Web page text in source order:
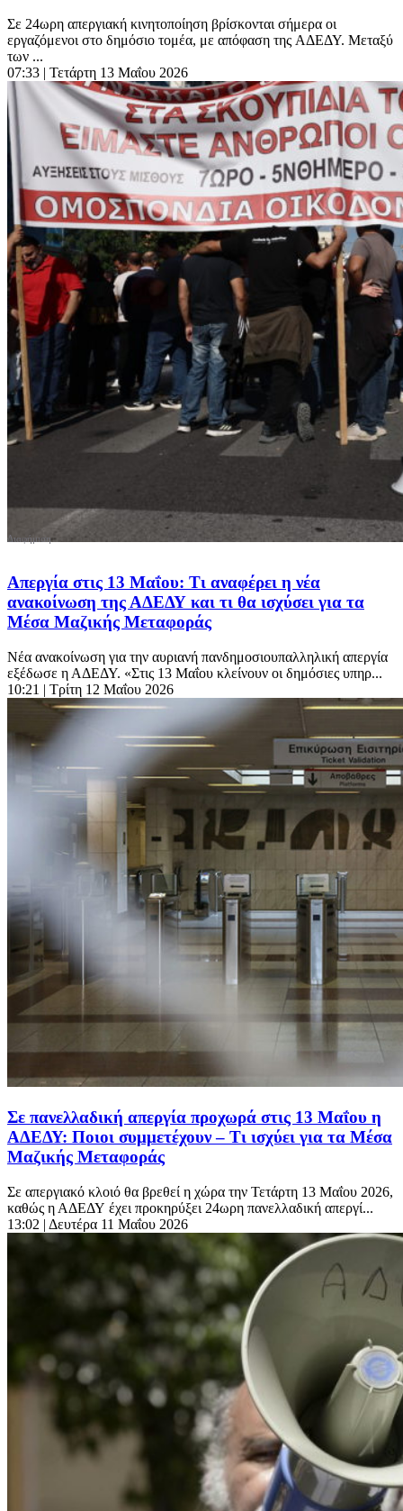
Σε 24ωρη απεργιακή κινητοποίηση βρίσκονται σήμερα οι
εργαζόμενοι στο δημόσιο τομέα, με απόφαση της ΑΔΕΔΥ. Μεταξύ
των ...
07:33 | Τετάρτη 13 Μαΐου 2026
Απεργία στις 13 Μαΐου: Τι αναφέρει η νέα
ανακοίνωση της ΑΔΕΔΥ και τι θα ισχύσει για τα
Μέσα Μαζικής Μεταφοράς
Νέα ανακοίνωση για την αυριανή πανδημοσιουπαλληλική απεργία
εξέδωσε η ΑΔΕΔΥ. «Στις 13 Μαΐου κλείνουν οι δημόσιες υπηρ...
10:21 | Τρίτη 12 Μαΐου 2026
Σε πανελλαδική απεργία προχωρά στις 13 Μαΐου η
ΑΔΕΔΥ: Ποιοι συμμετέχουν – Τι ισχύει για τα Μέσα
Μαζικής Μεταφοράς
Σε απεργιακό κλοιό θα βρεθεί η χώρα την Τετάρτη 13 Μαΐου 2026,
καθώς η ΑΔΕΔΥ έχει προκηρύξει 24ωρη πανελλαδική απεργί...
13:02 | Δευτέρα 11 Μαΐου 2026